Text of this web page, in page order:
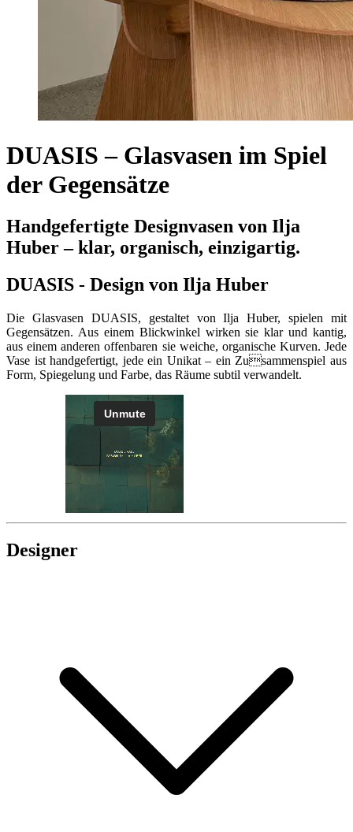
DUASIS – Glasvasen im Spiel
der Gegensätze
Handgefertigte Designvasen von Ilja
Huber – klar, organisch, einzigartig.
DUASIS - Design von Ilja Huber
Die Glasvasen DUASIS, gestaltet von Ilja Huber, spielen mit
Gegensätzen. Aus einem Blickwinkel wirken sie klar und kantig,
aus einem anderen offenbaren sie weiche, organische Kurven. Jede
Vase ist handgefertigt, jede ein Unikat – ein Zusammenspiel aus
Form, Spiegelung und Farbe, das Räume subtil verwandelt.
Designer